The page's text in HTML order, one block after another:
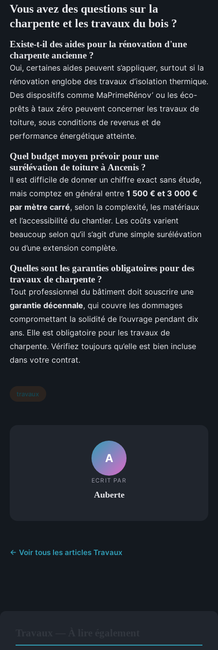
Vous avez des questions sur la
charpente et les travaux du bois ?
Existe-t-il des aides pour la rénovation d'une
charpente ancienne ?
Oui, certaines aides peuvent s’appliquer, surtout si la
rénovation englobe des travaux d’isolation thermique.
Des dispositifs comme MaPrimeRénov’ ou les éco-
prêts à taux zéro peuvent concerner les travaux de
toiture, sous conditions de revenus et de
performance énergétique atteinte.
Quel budget moyen prévoir pour une
surélévation de toiture à Ancenis ?
Il est difficile de donner un chiffre exact sans étude,
mais comptez en général entre 1 500 € et 3 000 €
par mètre carré, selon la complexité, les matériaux
et l’accessibilité du chantier. Les coûts varient
beaucoup selon qu’il s’agit d’une simple surélévation
ou d’une extension complète.
Quelles sont les garanties obligatoires pour des
travaux de charpente ?
Tout professionnel du bâtiment doit souscrire une
garantie décennale, qui couvre les dommages
compromettant la solidité de l’ouvrage pendant dix
ans. Elle est obligatoire pour les travaux de
charpente. Vérifiez toujours qu’elle est bien incluse
dans votre contrat.
travaux
A
ECRIT PAR
Auberte
← Voir tous les articles Travaux